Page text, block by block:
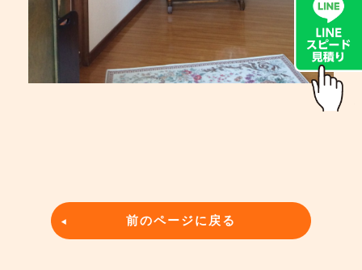
前のページに戻る